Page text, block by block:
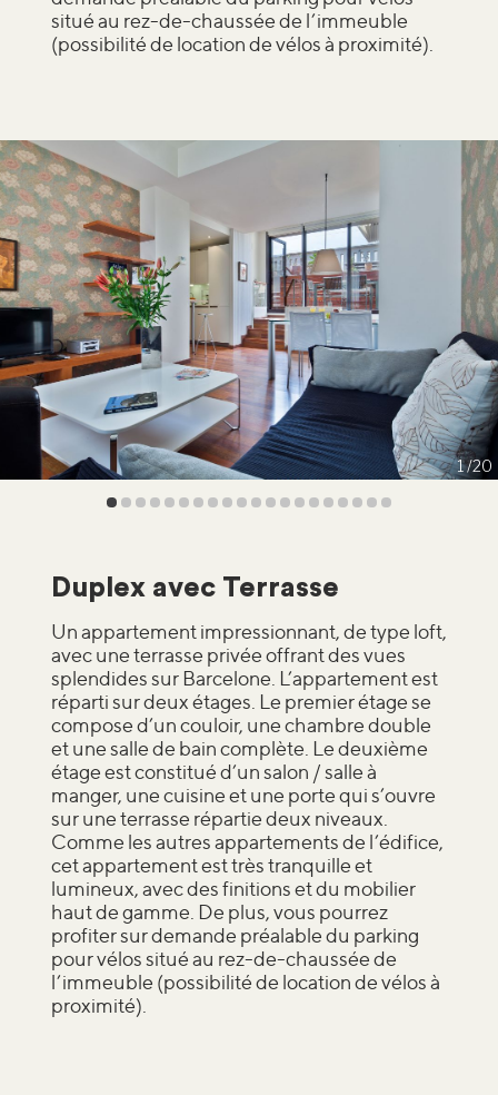
situé au rez-de-chaussée de l’immeuble
(possibilité de location de vélos à proximité).
1 20
Duplex avec Terrasse
Un appartement impressionnant, de type loft,
avec une terrasse privée offrant des vues
splendides sur Barcelone. L’appartement est
réparti sur deux étages. Le premier étage se
compose d’un couloir, une chambre double
et une salle de bain complète. Le deuxième
étage est constitué d’un salon / salle à
manger, une cuisine et une porte qui s’ouvre
sur une terrasse répartie deux niveaux.
Comme les autres appartements de l’édifice,
cet appartement est très tranquille et
lumineux, avec des finitions et du mobilier
haut de gamme. De plus, vous pourrez
profiter sur demande préalable du parking
pour vélos situé au rez-de-chaussée de
l’immeuble (possibilité de location de vélos à
proximité).